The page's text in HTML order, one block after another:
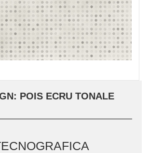
POIS ECRU TONALE